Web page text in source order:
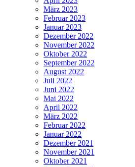
März 2023
Februar 2023
Januar 2023
Dezember 2022
November 2022
Oktober 2022
September 2022
August 2022
Juli 2022
Juni 2022
Mai 2022
April 2022
März 2022
Februar 2022
Januar 2022
Dezember 2021
November 2021
Oktober 2021